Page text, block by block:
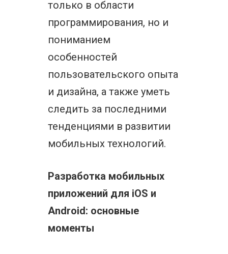
только в области
программирования, но и
пониманием
особенностей
пользовательского опыта
и дизайна, а также уметь
следить за последними
тенденциями в развитии
мобильных технологий.
Разработка мобильных
приложений для iOS и
Android: основные
моменты